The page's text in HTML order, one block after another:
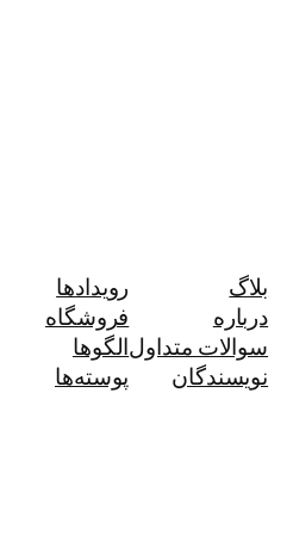
بلاگ
درباره
سوالات متداول
نویسندگان
رویدادها
فروشگاه
الگوها
پوسته‌ها